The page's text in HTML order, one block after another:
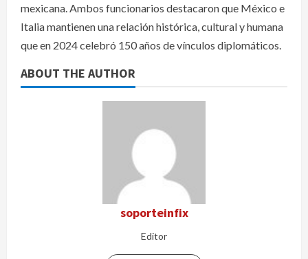
mexicana. Ambos funcionarios destacaron que México e
Italia mantienen una relación histórica, cultural y humana
que en 2024 celebró 150 años de vínculos diplomáticos.
ABOUT THE AUTHOR
soporteinfix
Editor